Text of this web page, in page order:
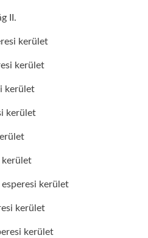
II.
kerület
kerület
kerület
kerület
kerület
kerület
kerület
kerület